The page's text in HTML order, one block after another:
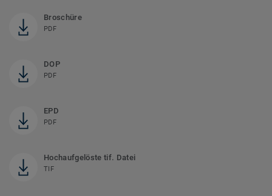
Broschüre
PDF
DOP
PDF
EPD
PDF
Hochaufgelöste tif. Datei
TIF